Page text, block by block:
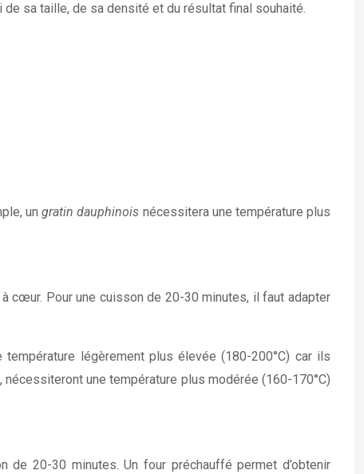
sa taille, de sa densité et du résultat final souhaité.
ungratin dauphinois nécessitera une température plus
cœur. Pour une cuisson de 20-30 minutes, il faut adapter
légèrement plus élevée (180-200°C) car ils
une température plus modérée (160-170°C)
20-30 minutes. Un four préchauffé permet d’obtenir